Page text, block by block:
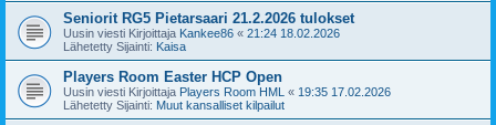
Seniorit RG5 Pietarsaari 21.2.2026 tulokset
Uusin viesti Kirjoittaja Kankee86 « 21:24 18.02.2026
Lähetetty Sijainti: Kaisa
Players Room Easter HCP Open
Uusin viesti Kirjoittaja Players Room HML « 19:35 17.02.2026
Lähetetty Sijainti: Muut kansalliset kilpailut